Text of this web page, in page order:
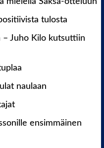
tulosta
– Juho Kilo kutsuttiin
naulaan
ensimmäinen